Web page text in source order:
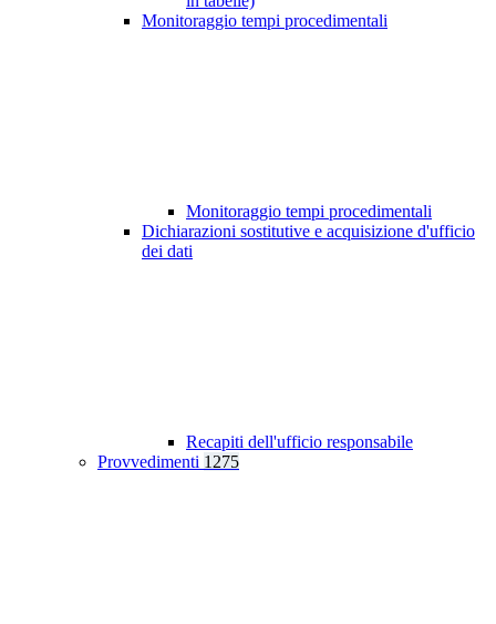
Monitoraggio tempi procedimentali
Monitoraggio tempi procedimentali
Dichiarazioni sostitutive e acquisizione d'ufficio
dei dati
Recapiti dell'ufficio responsabile
Provvedimenti 1275